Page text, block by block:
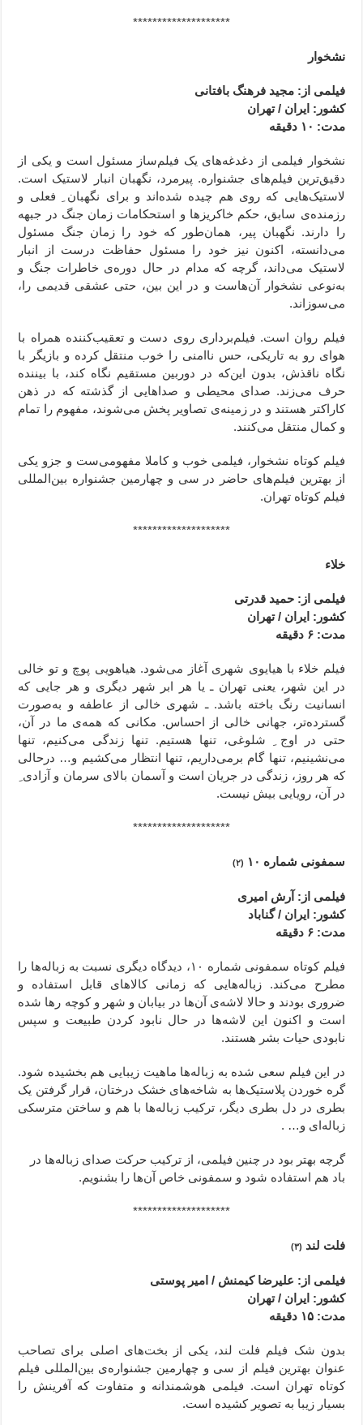
********************
نشخوار
فیلمی از: مجید فرهنگ بافتانی
کشور: ایران / تهران
مدت: ۱۰ دقیقه
نشخوار فیلمی از دغدغه‌‌های یک فیلم‌ساز مسئول است و یکی از
دقیق‌ترین فیلم‌های جشنواره. پیرمرد، نگهبان انبار لاستیک است.
لاستیک‌هایی که روی هم چیده شده‌اند و برای نگهبان ِ فعلی و
رزمنده‌ی سابق، حکم خاکریز‌ها و استحکامات زمان جنگ در جبهه
را دارند. نگهبان پیر، همان‌طور که خود را زمان جنگ مسئول
می‌دانسته، اکنون نیز خود را مسئول حفاظت درست از انبار
لاستیک می‌داند، گرچه که مدام در حال دوره‌ی خاطرات جنگ و
به‌نوعی نشخوار آن‌هاست و در این بین، حتی عشقی قدیمی را،
می‌سوزاند.
فیلم روان است. فیلم‌برداری روی دست و تعقیب‌کننده همراه با
هوای رو به تاریکی، حس ناامنی را خوب منتقل کرده و بازیگر با
نگاه ناقذش، بدون این‌که در دوربین مستقیم نگاه کند، با بیننده
حرف می‌زند. صدای محیطی و صداهایی از گذشته که در ذهن
کاراکتر هستند و در زمینه‌ی تصاویر پخش می‌شوند، مفهوم را تمام
و کمال منتقل می‌کنند.
فیلم کوتاه نشخوار، فیلمی خوب و کاملا مفهومی‌ست و جزو یکی
از بهترین فیلم‌های حاضر در سی و چهارمین جشنواره بین‌المللی
فیلم کوتاه تهران.
********************
خلاء
فیلمی از: حمید قدرتی
کشور: ایران / تهران
مدت: ۶ دقیقه
فیلم خلاء با هیایوی شهری آغاز می‌شود. هیاهویی پوچ و تو خالی
در این شهر، یعنی تهران ـ یا هر ابر شهر دیگری و هر جایی که
انسانیت رنگ باخته باشد. ـ شهری خالی از عاطفه و به‌صورت
گسترده‌تر، جهانی خالی از احساس. مکانی که همه‌ی ما در آن،
حتی در اوج ِ شلوغی، تنها هستیم. تنها زندگی می‌کنیم، تنها
می‌نشینیم، تنها گام برمی‌داریم، تنها انتظار می‌کشیم و… درحالی
که هر روز، زندگی در جریان است و آسمان بالای سرمان و آزادی ِ
در آن، رویایی بیش نیست.
********************
سمفونی شماره ۱۰ (۲)
فیلمی از: آرش امیری
کشور: ایران / گناباد
مدت: ۶ دقیقه
فیلم کوتاه سمفونی شماره ۱۰، دیدگاه دیگری نسبت به زباله‌ها را
مطرح می‌کند. زباله‌هایی که زمانی کالاهای قابل استفاده و
ضروری بودند و حالا لاشه‌ی آن‌ها در بیابان و شهر و کوچه رها شده
است و اکنون این لاشه‌ها در حال نابود کردن طبیعت و سپس
نابودی حیات بشر هستند.
در این فیلم سعی شده به زباله‌‌ها ماهیت زیبایی هم بخشیده شود.
گره خوردن پلاستیک‌ها به شاخه‌های خشک درختان، قرار گرفتن یک
بطری در دل بطری دیگر، ترکیب زباله‌ها با هم و ساختن مترسکی
زباله‌ای و… .
گرچه بهتر بود در چنین فیلمی، از ترکیب حرکت صدای زباله‌ها در
باد هم استفاده شود و سمفونی خاص آن‌ها را بشنویم.
********************
فلت لند (۳)
فیلمی از: علیرضا کیمنش / امیر پوستی
کشور: ایران / تهران
مدت: ۱۵ دقیقه
بدون شک فیلم فلت لند، یکی از بخت‌های اصلی برای تصاحب
عنوان بهترین فیلم از سی و چهارمین جشنواره‌‌ی بین‌المللی فیلم
کوتاه تهران است. فیلمی هوشمندانه و متفاوت که آفرینش را
بسیار زیبا به تصویر کشیده است.